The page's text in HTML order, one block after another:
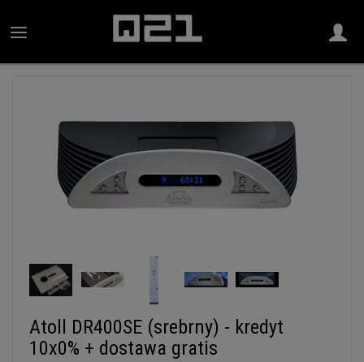
Atoll DR400SE (srebrny) - kredyt
10x0% + dostawa gratis